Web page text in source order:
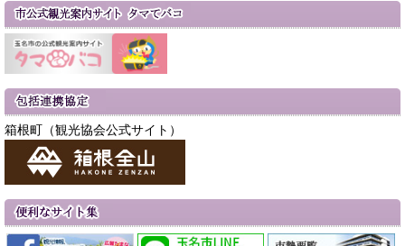
箱根町（観光協会公式サイト）